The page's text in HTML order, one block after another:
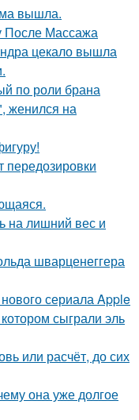
вышла.
После Массажа
цекало вышла
по роли брана
женился на
передозировки
на лишний вес и
шварценеггера
сериала Apple
сыграли эль
или расчёт, до сих
она уже долгое